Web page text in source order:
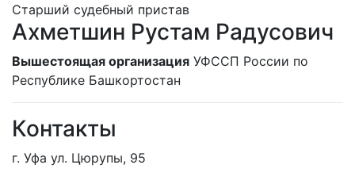
Старший судебный пристав
Ахметшин Рустам Радусович
Вышестоящая организация УФССП России по
Республике Башкортостан
Контакты
г. Уфа ул. Цюрупы, 95